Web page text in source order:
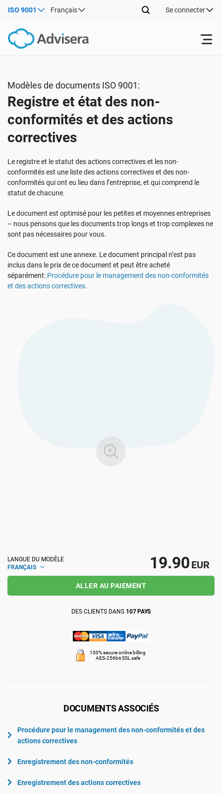
ISO 9001 Français Se connecter
ISO 27001
NIS2
DORA
RGPD UE
ISO 9001
AS9100
Ressources gratuites
Par type
Par où commencer
Autre
Industries
Consultants
Infrastructures essentielles
Fabrication
Automobile
À propos de nous
Voir La Démo
Modèles de documents ISO 9001:
Registre et état des non-
conformités et des actions
correctives
Le registre et le statut des actions correctives et les non-
conformités est une liste des actions correctives et des non-
conformités qui ont eu lieu dans l’entreprise, et qui comprend le
statut de chacune.
Le document est optimisé pour les petites et moyennes entreprises
– nous pensons que les documents trop longs et trop complexes ne
sont pas nécessaires pour vous.
Ce document est une annexe. Le document principal n’est pas
inclus dans le prix de ce document et peut être acheté
séparément: Procédure pour le management des non-conformités
et des actions correctives.
LANGUE DU MODÈLE
FRANÇAIS
19.90 EUR
ALLER AU PAIEMENT
DES CLIENTS DANS 107 PAYS
100% secure online billing
AES-256bit SSL safe
DOCUMENTS ASSOCIÉS
Procédure pour le management des non-conformités et des
actions correctives
Enregistrement des non-conformités
Enregistrement des actions correctives